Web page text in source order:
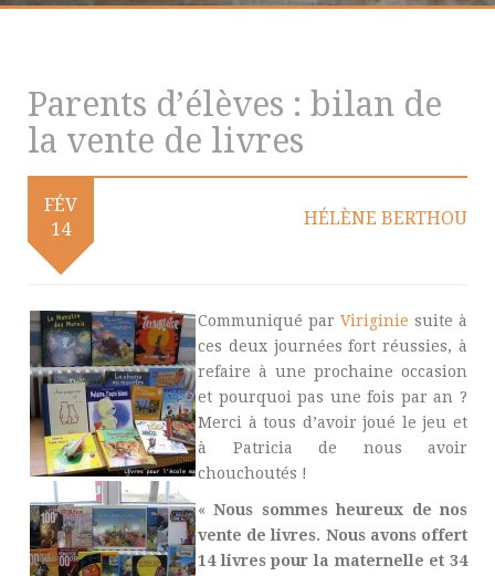
Parents d’élèves : bilan de
la vente de livres
FÉV
14
HÉLÈNE BERTHOU
Communiqué par Viriginie suite à
ces deux journées fort réussies, à
refaire à une prochaine occasion
et pourquoi pas une fois par an ?
Merci à tous d’avoir joué le jeu et
à Patricia de nous avoir
chouchoutés !
«Nous sommes heureux de nos
vente de livres. Nous avons offert
14 livres pour la maternelle et 34